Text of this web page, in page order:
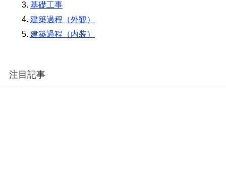
基礎工事
建築過程（外観）
建築過程（内装）
注目記事